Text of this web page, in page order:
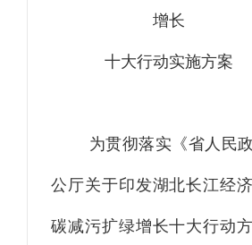
增长
十大行动实施方案
为贯彻落实《省人民
公厅关于印发湖北长江经
碳减污扩绿增长十大行动